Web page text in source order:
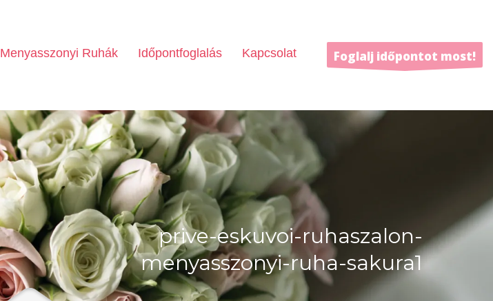
Menyasszonyi Ruhák Időpontfoglalás Kapcsolat Foglalj időpontot most!
prive-eskuvoi-ruhaszalon-
menyasszonyi-ruha-sakura1